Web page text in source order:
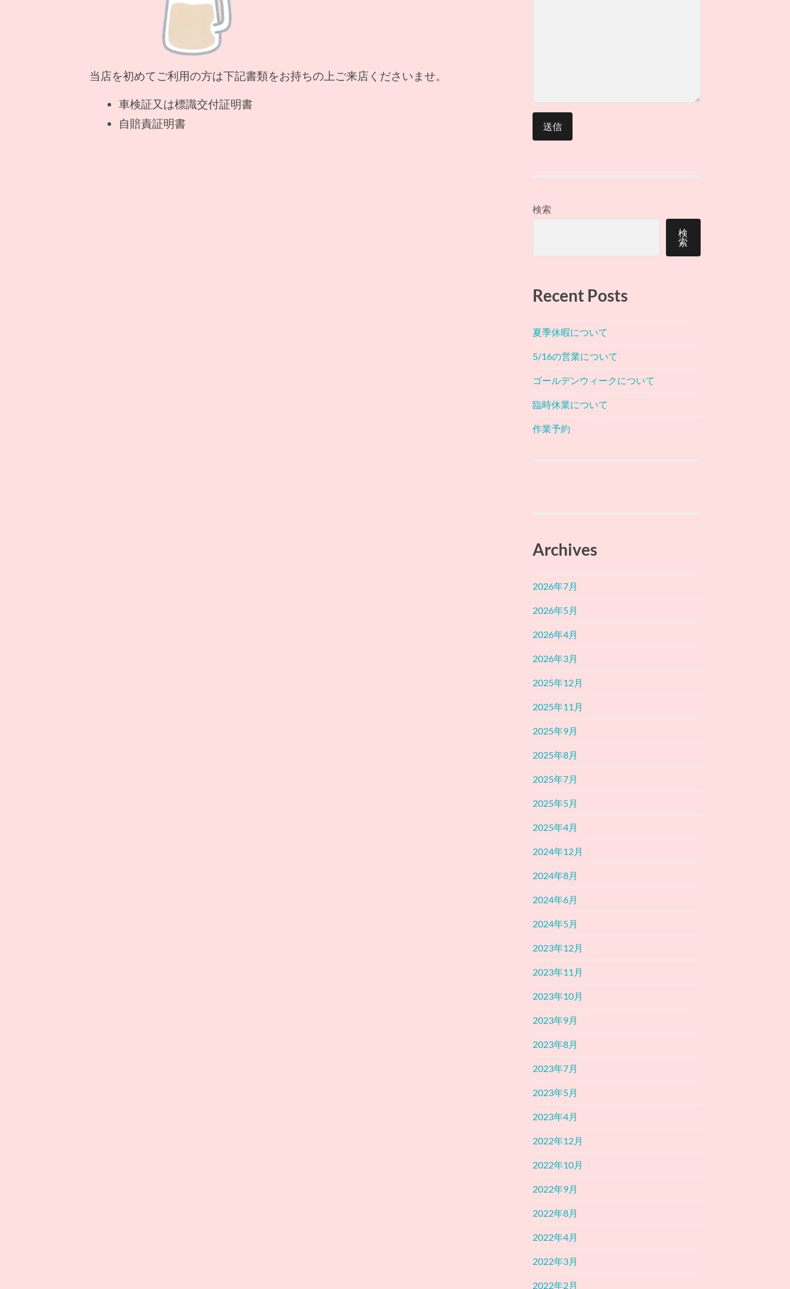
当店を初めてご利用の方は下記書類をお持ちの上ご来店くださいませ。
車検証又は標識交付証明書
自賠責証明書
検索
検
索
Recent Posts
夏季休暇について
5/16の営業について
ゴールデンウィークについて
臨時休業について
作業予約
Archives
2026年7月
2026年5月
2026年4月
2026年3月
2025年12月
2025年11月
2025年9月
2025年8月
2025年7月
2025年5月
2025年4月
2024年12月
2024年8月
2024年6月
2024年5月
2023年12月
2023年11月
2023年10月
2023年9月
2023年8月
2023年7月
2023年5月
2023年4月
2022年12月
2022年10月
2022年9月
2022年8月
2022年4月
2022年3月
2022年2月